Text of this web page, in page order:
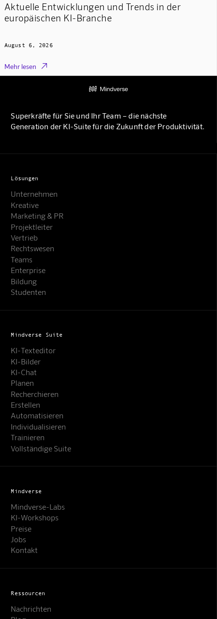
Aktuelle Entwicklungen und Trends in der
europäischen KI-Branche
August 6, 2026
Mehr lesen 
Superkräfte für Sie und Ihr Team – die nächste
Generation der KI-Suite für die Zukunft der Produktivität.
Lösungen
Unternehmen
Kreative
Marketing & PR
Projektleiter
Vertrieb
Rechtswesen
Teams
Enterprise
Bildung
Studenten
Mindverse Suite
KI-Texteditor
KI-Bilder
KI-Chat
Planen
Recherchieren
Erstellen
Automatisieren
Individualisieren
Trainieren
Vollständige Suite
Mindverse
Mindverse-Labs
KI-Workshops
Preise
Jobs
Kontakt
Ressourcen
Nachrichten